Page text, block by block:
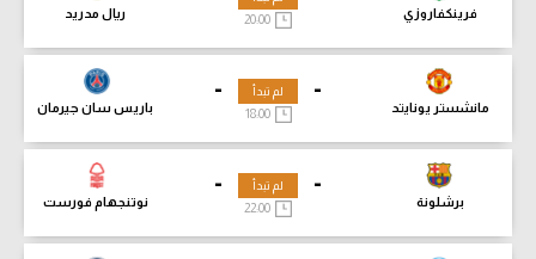
فرينكفاروزي ريال مدريد
-
مانشستر يونايتد
-
باريس سان جيرمان
لم تبدأ
18:00
-
برشلونة
-
نوتنجهام فورست
لم تبدأ